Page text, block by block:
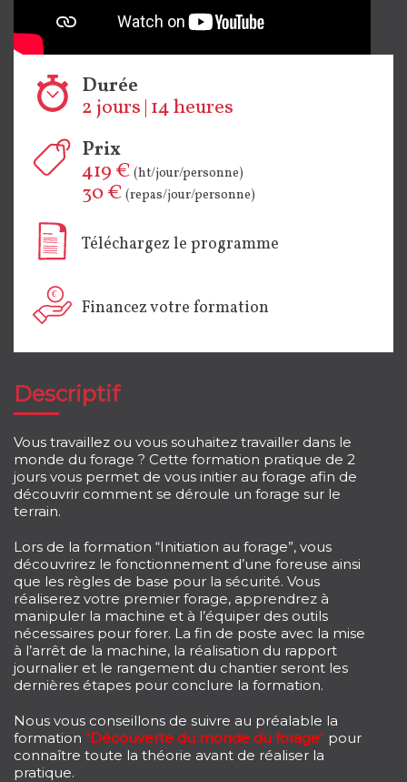
Durée
2 jours | 14 heures
Prix
419 € (ht/jour/personne)
30 € (repas/jour/personne)
Téléchargez le programme
Financez votre formation
Descriptif
Vous travaillez ou vous souhaitez travailler dans le
monde du forage ? Cette formation pratique de 2
jours vous permet de vous initier au forage afin de
découvrir comment se déroule un forage sur le
terrain.
Lors de la formation “Initiation au forage”, vous
découvrirez le fonctionnement d’une foreuse ainsi
que les règles de base pour la sécurité. Vous
réaliserez votre premier forage, apprendrez à
manipuler la machine et à l’équiper des outils
nécessaires pour forer. La fin de poste avec la mise
à l’arrêt de la machine, la réalisation du rapport
journalier et le rangement du chantier seront les
dernières étapes pour conclure la formation.
Nous vous conseillons de suivre au préalable la
formation “Découverte du monde du forage“ pour
connaître toute la théorie avant de réaliser la
pratique.